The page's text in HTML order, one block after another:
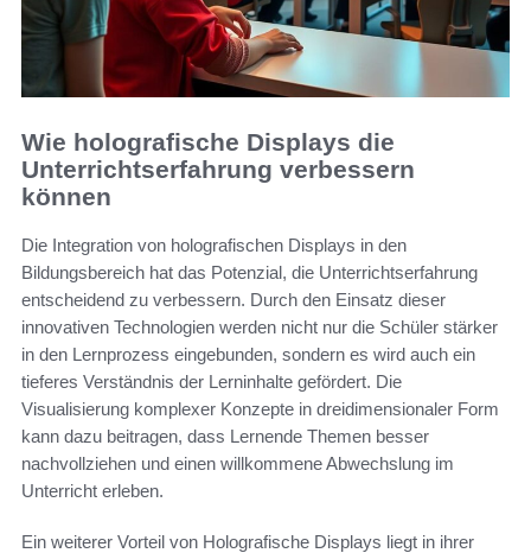
Wie holografische Displays die
Unterrichtserfahrung verbessern
können
Die Integration von holografischen Displays in den
Bildungsbereich hat das Potenzial, die Unterrichtserfahrung
entscheidend zu verbessern. Durch den Einsatz dieser
innovativen Technologien werden nicht nur die Schüler stärker
in den Lernprozess eingebunden, sondern es wird auch ein
tieferes Verständnis der Lerninhalte gefördert. Die
Visualisierung komplexer Konzepte in dreidimensionaler Form
kann dazu beitragen, dass Lernende Themen besser
nachvollziehen und einen willkommene Abwechslung im
Unterricht erleben.
Ein weiterer Vorteil von Holografische Displays liegt in ihrer